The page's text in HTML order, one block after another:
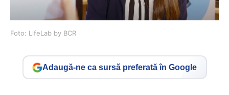
Foto: LifeLab by BCR
Adaugă-ne ca sursă preferată în Google